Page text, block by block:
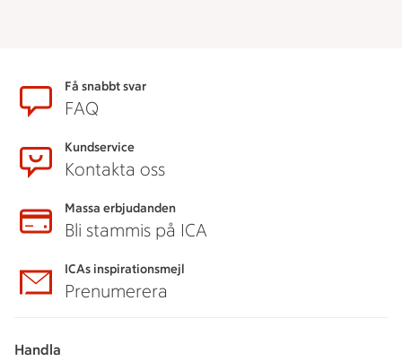
SidfotFå snabbt svar
FAQ
Kundservice
Kontakta oss
Massa erbjudanden
Bli stammis på ICA
ICAs inspirationsmejl
Prenumerera
Handla